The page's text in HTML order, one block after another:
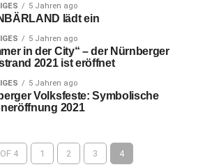
5 Jahren ago
lädt ein
5 Jahren ago
in der City“ – der Nürnberger
2021 ist eröffnet
5 Jahren ago
Volksfeste: Symbolische
2021
4 1 2 3 4